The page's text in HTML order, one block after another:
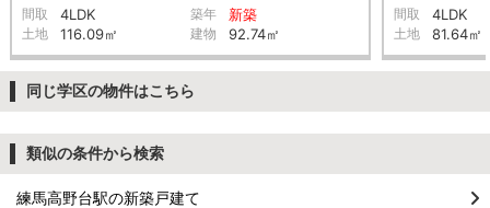
間取 4LDK 築年 新築
土地 116.09㎡ 建物 92.74㎡
間取 4LDK
土地 81.64㎡
同じ学区の物件はこちら
類似の条件から検索
練馬高野台駅の新築戸建て